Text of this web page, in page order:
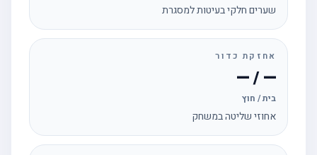
שערים חלקי בעיטות למסגרת
אחזקת כדור
— / —
בית / חוץ
אחוזי שליטה במשחק